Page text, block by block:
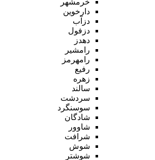
دارخوین
دزآب
دزفول
دهدز
رامشیر
رامهرمز
رفیع
زهره
سالند
سردشت
سوسنگرد
شادگان
شاوور
شرافت
شوش
شوشتر